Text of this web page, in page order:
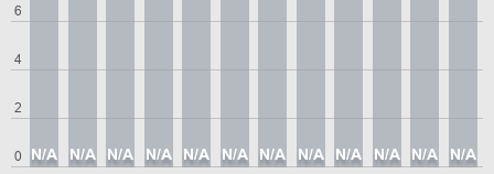
0
2
4
6
N/A N/A N/A N/A N/A N/A N/A N/A N/A N/A N/A N/A